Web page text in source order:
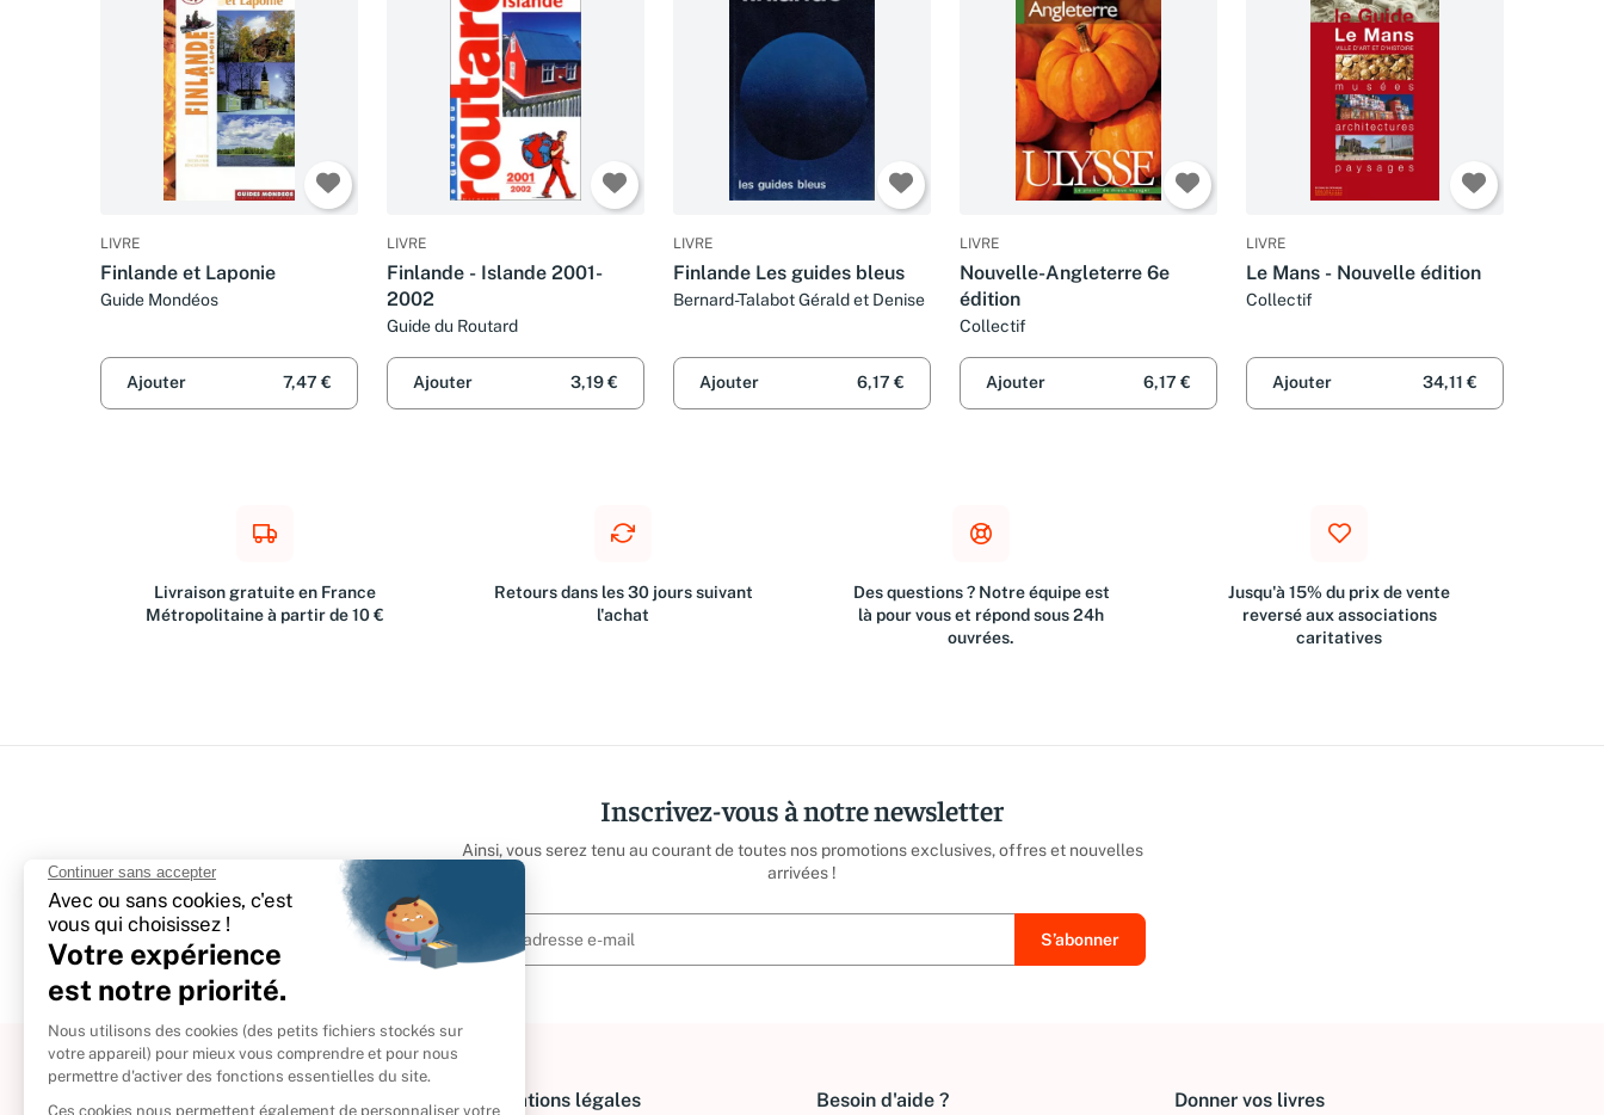
LIVRE
Finlande et Laponie
Guide Mondéos
Ajouter 7,47 €
LIVRE
Finlande - Islande 2001-
2002
Guide du Routard
Ajouter 3,19 €
LIVRE
Finlande Les guides bleus
Bernard-Talabot Gérald et Denise
Ajouter 6,17 €
LIVRE
Nouvelle-Angleterre 6e
édition
Collectif
Ajouter 6,17 €
LIVRE
Le Mans - Nouvelle édition
Collectif
Ajouter 34,11 €
Livraison gratuite en France
Métropolitaine à partir de 10 €
Retours dans les 30 jours suivant
l'achat
Des questions ? Notre équipe est
là pour vous et répond sous 24h
ouvrées.
Jusqu'à 15% du prix de vente
reversé aux associations
caritatives
Inscrivez-vous à notre newsletter
Ainsi, vous serez tenu au courant de toutes nos promotions exclusives, offres et nouvelles
arrivées !
À propos Informations légales Besoin d'aide ? Donner vos livres